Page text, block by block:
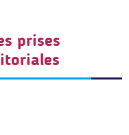
prises